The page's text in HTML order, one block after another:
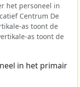
het personeel in
Centrum De
as toont de
as toont de
in het primair